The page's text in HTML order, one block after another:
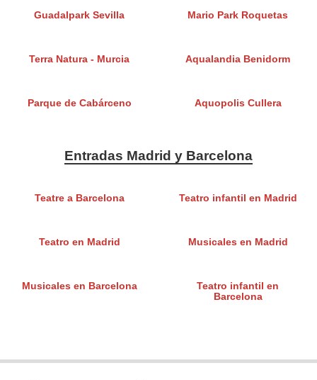
Guadalpark Sevilla Mario Park Roquetas
Terra Natura - Murcia Aqualandia Benidorm
Parque de Cabárceno Aquopolis Cullera
Entradas Madrid y Barcelona
Teatre a Barcelona Teatro infantil en Madrid
Teatro en Madrid Musicales en Madrid
Musicales en Barcelona
Teatro infantil en
Barcelona